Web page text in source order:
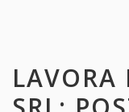
LAVORA